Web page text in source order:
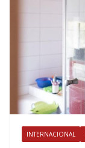
INTERNACIONAL